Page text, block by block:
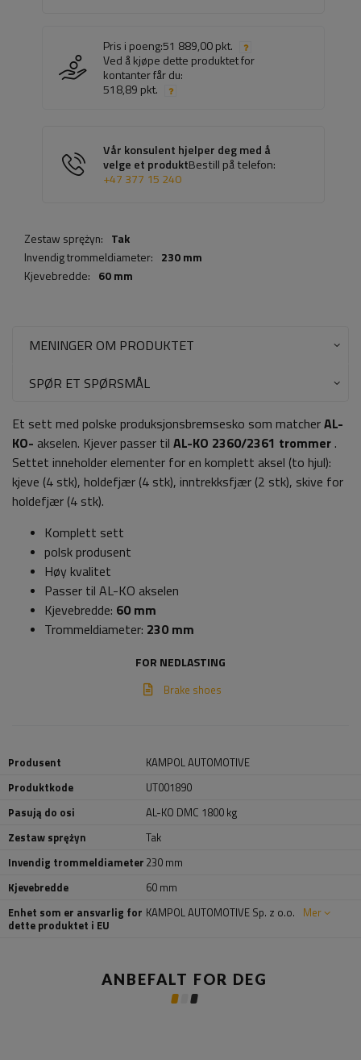
Pris i poeng:51 889,00 pkt.
Ved å kjøpe dette produktet for
kontanter får du:
518,89 pkt.
Vår konsulent hjelper deg med å
velge et produktBestill på telefon:
+47 377 15 240
Zestaw sprężyn: Tak
Invendig trommeldiameter: 230 mm
Kjevebredde: 60 mm
MENINGER OM PRODUKTET
SPØR ET SPØRSMÅL
Et sett med polske produksjonsbremsesko som matcherAL-
KO- akselen. Kjever passer til AL-KO 2360/2361 trommer.
Settet inneholder elementer for en komplett aksel (to hjul):
kjeve (4 stk), holdefjær (4 stk), inntrekksfjær (2 stk), skive for
holdefjær (4 stk).
Komplett sett
polsk produsent
Høy kvalitet
Passer til AL-KO akselen
Kjevebredde: 60 mm
Trommeldiameter: 230 mm
FOR NEDLASTING
Brake shoes
Produsent
KAMPOL AUTOMOTIVE
Produktkode
UT001890
Pasują do osi
AL-KO DMC 1800 kg
Zestaw sprężyn
Tak
Invendig trommeldiameter 230 mm
Kjevebredde
60 mm
Enhet som er ansvarlig for
dette produktet i EU
KAMPOL AUTOMOTIVE Sp. z o.o. Mer
ANBEFALT FOR DEG